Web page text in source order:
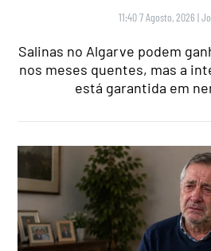
11:40 7 Agosto, 2026 |
Salinas no Algarve podem
nos meses quentes, mas a
está garantida em